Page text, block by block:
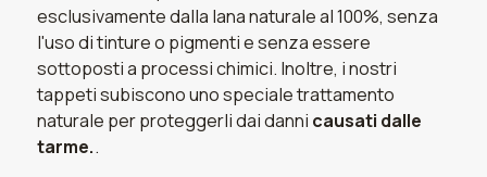
esclusivamente dalla lana naturale al 100%, senza
l'uso di tinture o pigmenti e senza essere
sottoposti a processi chimici. Inoltre, i nostri
tappeti subiscono uno speciale trattamento
naturale per proteggerli dai danni causati dalle
tarme..